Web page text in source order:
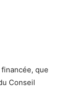
que
Conseil